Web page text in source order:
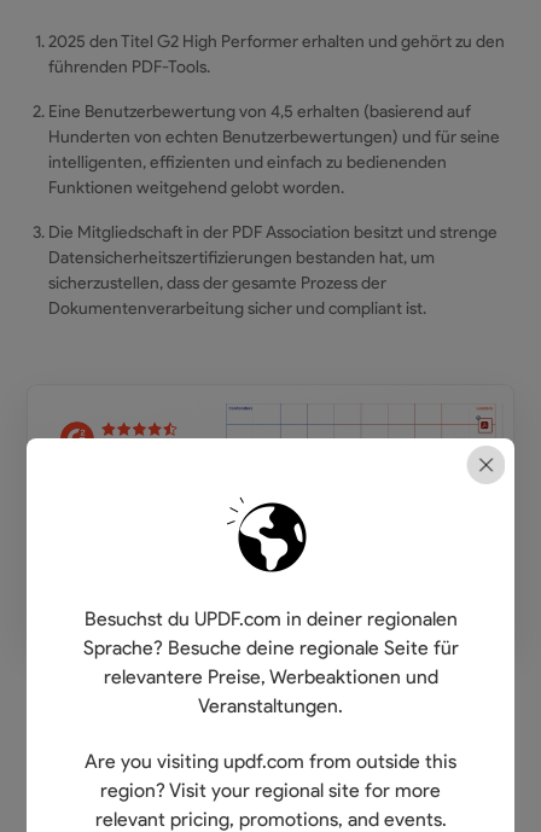
Besuchst du UPDF.com in deiner regionalen
Sprache? Besuche deine regionale Seite für
relevantere Preise, Werbeaktionen und
Veranstaltungen.
Are you visiting updf.com from outside this
region? Visit your regional site for more
relevant pricing, promotions, and events.
2025 den Titel G2 High Performer erhalten und gehört zu den
führenden PDF-Tools.
Eine Benutzerbewertung von 4,5 erhalten (basierend auf
Hunderten von echten Benutzerbewertungen) und für seine
intelligenten, effizienten und einfach zu bedienenden
Funktionen weitgehend gelobt worden.
Die Mitgliedschaft in der PDF Association besitzt und strenge
Datensicherheitszertifizierungen bestanden hat, um
sicherzustellen, dass der gesamte Prozess der
Dokumentenverarbeitung sicher und compliant ist.
Entdecken Sie den Bürowert
von UPDF für verschiedene
Branchen